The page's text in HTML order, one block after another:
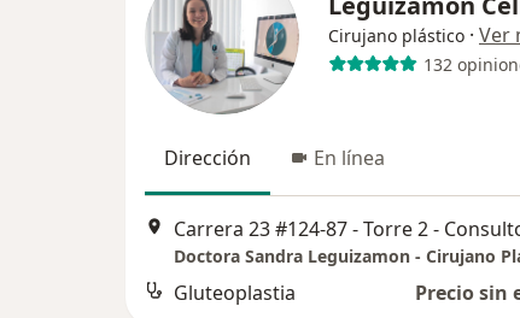
Cirujano plástico · Ver
132
Dirección En línea
Doctora Sandra Leguizamon - Cirujano
Gluteoplastia Precio sin